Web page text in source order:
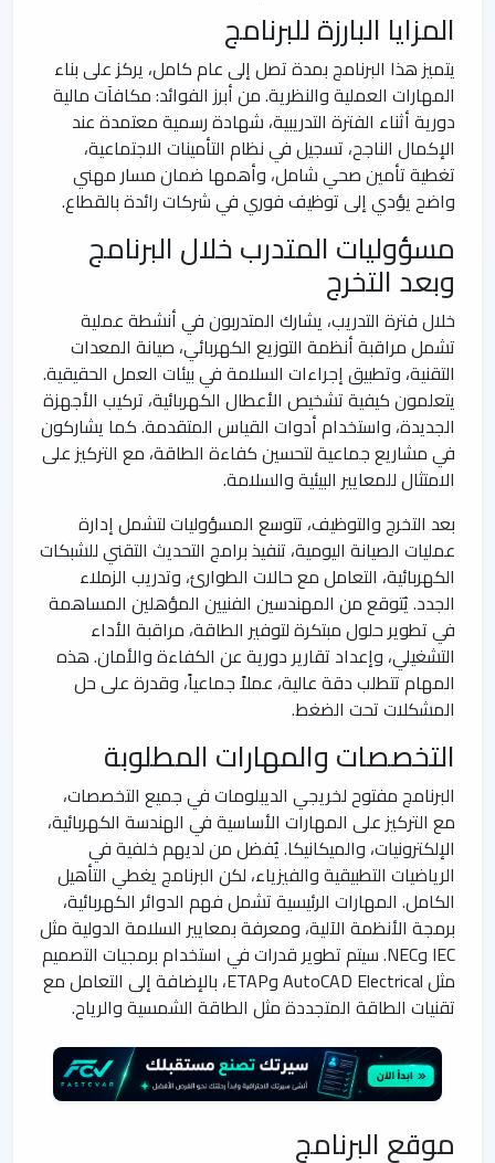
المزايا البارزة للبرنامج
يتميز هذا البرنامج بمدة تصل إلى عام كامل، يركز على بناء
المهارات العملية والنظرية. من أبرز الفوائد: مكافآت مالية
دورية أثناء الفترة التدريبية، شهادة رسمية معتمدة عند
الإكمال الناجح، تسجيل في نظام التأمينات الاجتماعية،
تغطية تأمين صحي شامل، وأهمها ضمان مسار مهني
واضح يؤدي إلى توظيف فوري في شركات رائدة بالقطاع.
مسؤوليات المتدرب خلال البرنامج
وبعد التخرج
خلال فترة التدريب، يشارك المتدربون في أنشطة عملية
تشمل مراقبة أنظمة التوزيع الكهربائي، صيانة المعدات
التقنية، وتطبيق إجراءات السلامة في بيئات العمل الحقيقية.
يتعلمون كيفية تشخيص الأعطال الكهربائية، تركيب الأجهزة
الجديدة، واستخدام أدوات القياس المتقدمة. كما يشاركون
في مشاريع جماعية لتحسين كفاءة الطاقة، مع التركيز على
الامتثال للمعايير البيئية والسلامة.
بعد التخرج والتوظيف، تتوسع المسؤوليات لتشمل إدارة
عمليات الصيانة اليومية، تنفيذ برامج التحديث التقني للشبكات
الكهربائية، التعامل مع حالات الطوارئ، وتدريب الزملاء
الجدد. يُتوقع من المهندسين الفنيين المؤهلين المساهمة
في تطوير حلول مبتكرة لتوفير الطاقة، مراقبة الأداء
التشغيلي، وإعداد تقارير دورية عن الكفاءة والأمان. هذه
المهام تتطلب دقة عالية، عملاً جماعياً، وقدرة على حل
المشكلات تحت الضغط.
التخصصات والمهارات المطلوبة
البرنامج مفتوح لخريجي الديبلومات في جميع التخصصات،
مع التركيز على المهارات الأساسية في الهندسة الكهربائية،
الإلكترونيات، والميكانيكا. يُفضل من لديهم خلفية في
الرياضيات التطبيقية والفيزياء، لكن البرنامج يغطي التأهيل
الكامل. المهارات الرئيسية تشمل فهم الدوائر الكهربائية،
برمجة الأنظمة الآلية، ومعرفة بمعايير السلامة الدولية مثل
IEC وNEC. سيتم تطوير قدرات في استخدام برمجيات التصميم
مثل AutoCAD Electrical وETAP، بالإضافة إلى التعامل مع
تقنيات الطاقة المتجددة مثل الطاقة الشمسية والرياح.
موقع البرنامج